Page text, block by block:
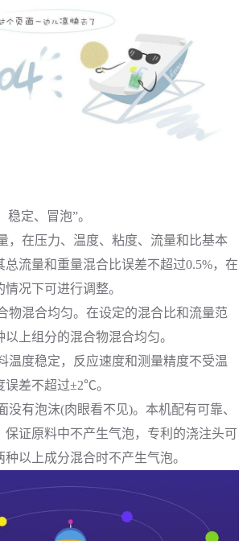
定、冒泡”。
，在压力、温度、粘度、流量和比基本
总流量和重量混合比误差不超过0.5%，在
况下可进行调整。
物混合均匀。在设定的混合比和流量范
以上组分的混合物混合均匀。
温度稳定，反应速度和测量精度不受温
误差不超过±2℃。
没有泡沫(肉眼看不见)。本机配有可靠、
保证原料中不产生气泡，专利的浇注头可
以上成分混合时不产生气泡。